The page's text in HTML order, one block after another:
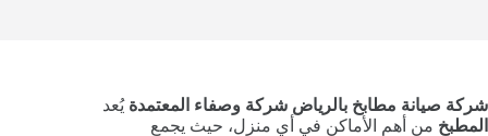
شركة صيانة مطابخ بالرياض شركة وصفاء المعتمدةيُعد
المطبخ من أهم الأماكن في أي منزل، حيث يجمع